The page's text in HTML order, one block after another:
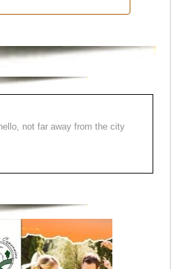
not far away from the city